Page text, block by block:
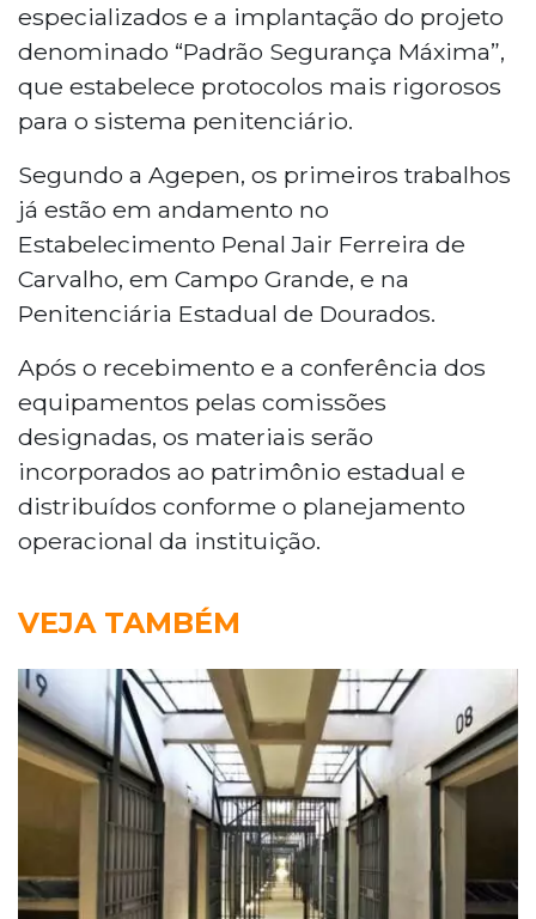
especializados e a implantação do projeto
denominado “Padrão Segurança Máxima”,
que estabelece protocolos mais rigorosos
para o sistema penitenciário.
Segundo a Agepen, os primeiros trabalhos
já estão em andamento no
Estabelecimento Penal Jair Ferreira de
Carvalho, em Campo Grande, e na
Penitenciária Estadual de Dourados.
Após o recebimento e a conferência dos
equipamentos pelas comissões
designadas, os materiais serão
incorporados ao patrimônio estadual e
distribuídos conforme o planejamento
operacional da instituição.
VEJA TAMBÉM